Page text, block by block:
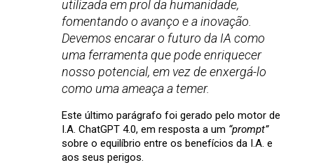
utilizada em prol da humanidade,
fomentando o avanço e a inovação.
Devemos encarar o futuro da IA como
uma ferramenta que pode enriquecer
nosso potencial, em vez de enxergá-lo
como uma ameaça a temer.
Este último parágrafo foi gerado pelo motor de
I.A. ChatGPT 4.0, em resposta a um “prompt”
sobre o equilíbrio entre os benefícios da I.A. e
aos seus perigos.